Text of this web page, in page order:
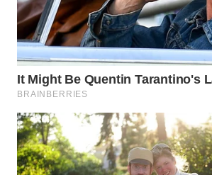
UMKM
WAHANA
SELEB
WAHANA
PERSONA
WAHANA
OTOMOTIF